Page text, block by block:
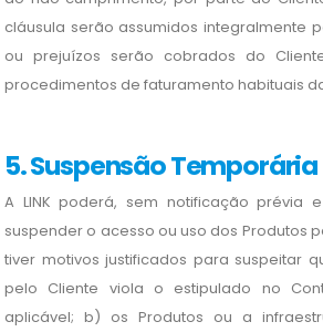
cláusula serão assumidos integralmente
ou prejuízos serão cobrados do
procedimentos de faturamento habituais da
5. Suspensão Temporária
A LINK poderá, sem notificação prévia
suspender o acesso ou uso dos Produtos
tiver motivos justificados para suspeitar
pelo Cliente viola o estipulado no
aplicável; b) os Produtos ou a